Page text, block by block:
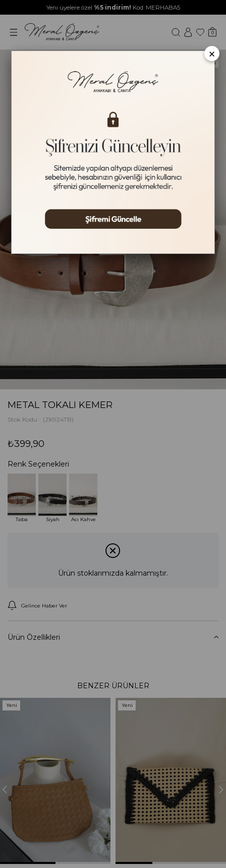
Yeni üyelere özel %5 indirim! Kod: MERHABA5
0
Yeni Ürün
METAL TOKALI KEMER
Stok Kodu (ZK924TB)
₺399,90
Renk Seçenekleri
Tükendi
Taba
Tükendi
Siyah
Tükendi
Acı Kahve
Ürün stoklarımızda kalmamıştır.
Gelince Haber Ver
Ürün Özellikleri
BENZER ÜRÜNLER
Yeni
Yeni
×